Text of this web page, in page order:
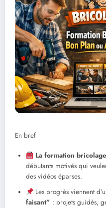
En bref
La formation
débutants motivés qui
des vidéos éparses.
Les progrès viennent
faisant” : projets guidés,